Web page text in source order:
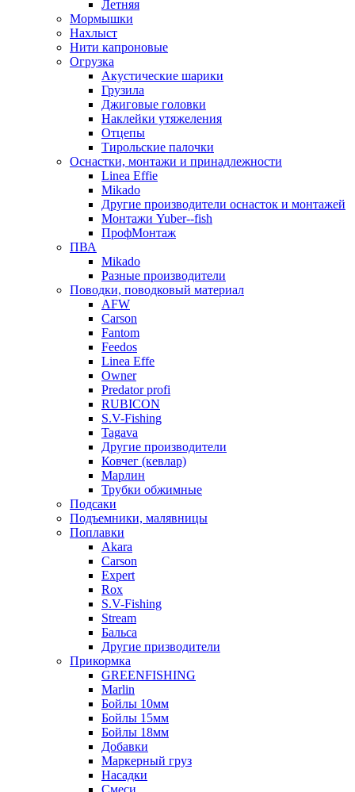
Летняя
Мормышки
Нахлыст
Нити капроновые
Огрузка
Акустические шарики
Грузила
Джиговые головки
Наклейки утяжеления
Отцепы
Тирольские палочки
Оснастки, монтажи и принадлежности
Linea Effie
Mikado
Другие производители оснасток и монтажей
Монтажи Yuber--fish
ПрофМонтаж
ПВА
Mikado
Разные производители
Поводки, поводковый материал
AFW
Carson
Fantom
Feedos
Linea Effe
Owner
Predator profi
RUBICON
S.V-Fishing
Tagava
Другие производители
Ковчег (кевлар)
Марлин
Трубки обжимные
Подсаки
Подъемники, малявницы
Поплавки
Akara
Carson
Expert
Rox
S.V-Fishing
Stream
Бальса
Другие призводители
Прикормка
GREENFISHING
Marlin
Бойлы 10мм
Бойлы 15мм
Бойлы 18мм
Добавки
Маркерный груз
Насадки
Смеси